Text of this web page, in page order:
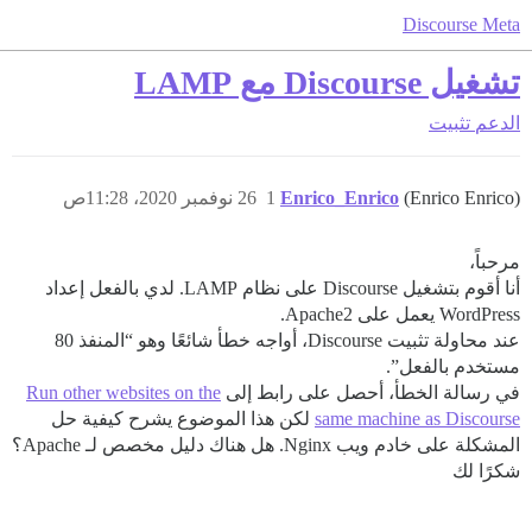
Discourse Meta
تشغيل Discourse مع LAMP
الدعم تثبيت
Enrico_Enrico (Enrico Enrico) 26 نوفمبر 2020، 11:28ص 1
مرحباً،
أنا أقوم بتشغيل Discourse على نظام LAMP. لدي بالفعل إعداد
WordPress يعمل على Apache2.
عند محاولة تثبيت Discourse، أواجه خطأ شائعًا وهو “المنفذ 80
مستخدم بالفعل”.
في رسالة الخطأ، أحصل على رابط إلى Run other websites on the
same machine as Discourse لكن هذا الموضوع يشرح كيفية حل
المشكلة على خادم ويب Nginx. هل هناك دليل مخصص لـ Apache؟
شكرًا لك